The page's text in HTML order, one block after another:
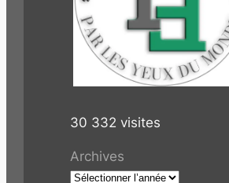
30 332 visites
Archives